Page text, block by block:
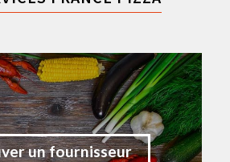
un fournisseur